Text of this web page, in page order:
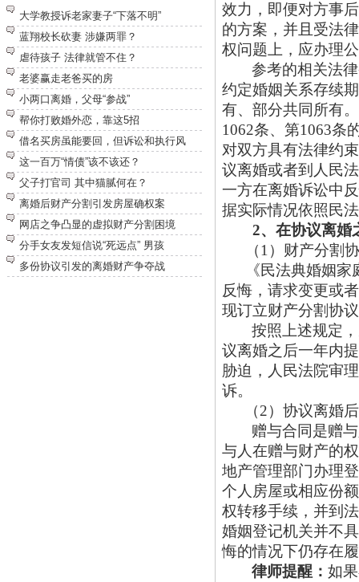
大学教授诉老家妻子“下落不明”
蓝翔校长砍妻 涉嫌两罪？
虐待孩子 法律就管不住？
老婆赢走老爸买的房
小两口离婚，父母“参战”
帮你打败婚外恋，靠这5招
借名买房虽能要回，但诉讼和执行风
这一百万“情债”该不该还？
父子打官司 其中猫腻何在？
离婚后财产分割引发房屋确权案
网店之争凸显的虚拟财产分割困境
分手女友发短信说“死远点” 男孩
多份协议引发的离婚财产争夺战
效力，即便对方事
的方案，并且受法
权问题上，应办理
参考的相关法
约定婚姻关系存续
有、部分共同所有
1062条、第1063条
对双方具有法律约
议离婚或者到人民
一方在离婚诉讼中
据实际情况依照民
2、在协议离婚
（1）财产分割
《民法典婚姻
反悔，请求变更或
现订立财产分割协
按照上述规定
议离婚之后一年内
胁迫，人民法院审
诉。
（2）协议离婚
赠与合同是赠
与人在赠与财产的
地产管理部门办理
个人房屋或相应份
权转移手续，并到
婚姻登记机关并不
悔的情况下仍存在
律师提醒： 如